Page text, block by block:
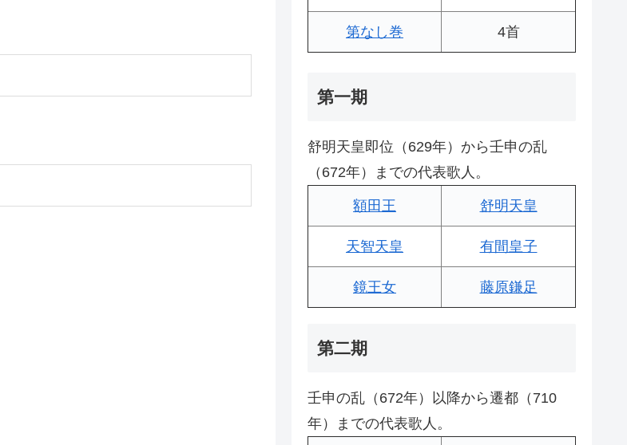
第なし巻 4首
第一期
舒明天皇即位（629年）から壬申の乱
（672年）までの代表歌人。
額田王 舒明天皇
天智天皇 有間皇子
鏡王女 藤原鎌足
第二期
壬申の乱（672年）以降から遷都（710
年）までの代表歌人。